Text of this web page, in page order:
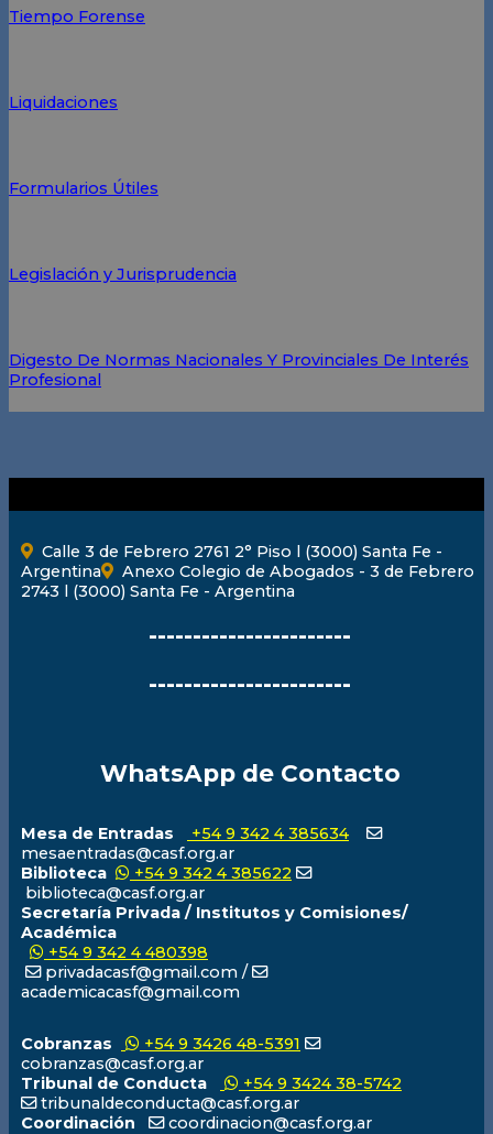
Tiempo Forense
Liquidaciones
Formularios Útiles
Legislación y Jurisprudencia
Digesto De Normas Nacionales Y Provinciales De Interés
Profesional
Calle 3 de Febrero 2761 2° Piso l (3000) Santa Fe -
Argentina
Anexo Colegio de Abogados - 3 de Febrero
2743 l (3000) Santa Fe - Argentina
-----------------------
-----------------------
WhatsApp de Contacto
Mesa de Entradas
+54 9 342 4 385634
mesaentradas@casf.org.ar
Biblioteca
+54 9 342 4 385622
biblioteca@casf.org.ar
Secretaría Privada / Institutos y Comisiones/
Académica
+54 9 342 4 480398
privadacasf@gmail.com /
academicacasf@gmail.com
Cobranzas
+54 9 3426 48-5391
cobranzas@casf.org.ar
Tribunal de Conducta
+54 9 3424 38-5742
tribunaldeconducta@casf.org.ar
Coordinación
coordinacion@casf.org.ar